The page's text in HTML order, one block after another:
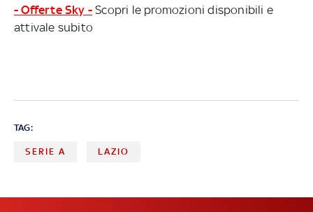
- Offerte Sky - Scopri le promozioni disponibili e
attivale subito
TAG:
SERIE A LAZIO